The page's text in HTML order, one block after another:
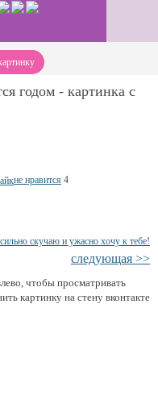
годом - картинка с
не нравится 4
следующая >>
чтобы просматривать
картинку на стену вконтакте